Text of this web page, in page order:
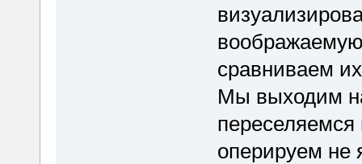
сравниваем
Мы выходим
переселяемся
оперируем не